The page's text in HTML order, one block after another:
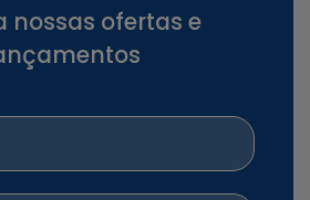
nossas ofertas e